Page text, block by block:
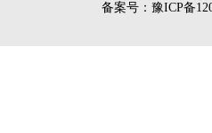
备案号：豫ICP备